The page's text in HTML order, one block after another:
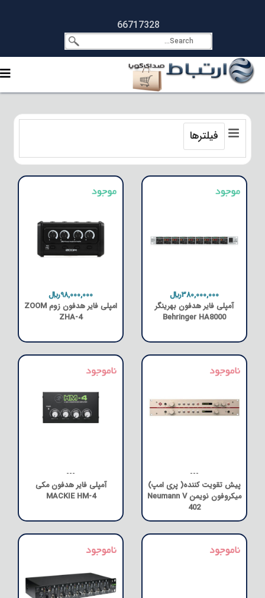
66717328
فیلترها
380,000,000﷼
آمپلی فایر هدفون بهرینگر
Behringer HA8000
98,000,000﷼
امپلی فایر هدفون زوم ZOOM
ZHA-4
---
پیش تقویت کننده( پری امپ)
میکروفون نویمن Neumann V
402
---
آمپلی فایر هدفون مکی
MACKIE HM-4